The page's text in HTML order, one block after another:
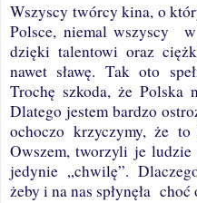
Wszyscy twórcy kina, o
Polsce, niemal wszyscy
w
dzięki talentowi oraz
nawet sławę. Tak oto
Trochę szkoda, że Polska
Dlatego jestem bardzo
ochoczo krzyczymy, że
Owszem, tworzyli je
jedynie „chwilę”.
żeby i na nas spłynęła choć